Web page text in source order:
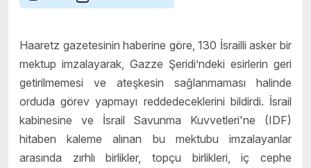
Haaretz gazetesinin haberine göre, 130 İsrailli asker bir
mektup imzalayarak, Gazze Şeridi’ndeki esirlerin geri
getirilmemesi ve ateşkesin sağlanmaması halinde
orduda görev yapmayı reddedeceklerini bildirdi. İsrail
kabinesine ve İsrail Savunma Kuvvetleri'ne (IDF)
hitaben kaleme alınan bu mektubu imzalayanlar
arasında zırhlı birlikler, topçu birlikleri, iç cephe